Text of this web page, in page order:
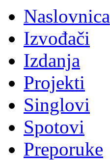
Naslovnica
Izvođači
Izdanja
Projekti
Singlovi
Spotovi
Preporuke